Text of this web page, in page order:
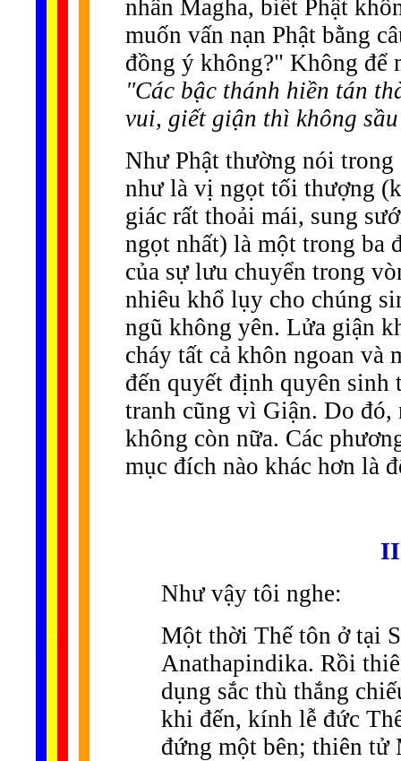
.
nhân Magha, biết Phật
muốn vấn nạn Phật bằng
đồng ý không?" Không để
"Các bậc thánh hiền tán
vui, giết giận thì không
Như Phật thường nói trong
như là vị ngọt tối thượng
giác rất thoải mái, sung
ngọt nhất) là một trong ba
của sự lưu chuyển trong
nhiêu khổ lụy cho chúng
ngũ không yên. Lửa giận
cháy tất cả khôn ngoan và
đến quyết định quyên
tranh cũng vì Giận. Do
không còn nữa. Các
mục đích nào khác hơn là
Như vậy tôi nghe:
Một thời Thế tôn ở tại
Anathapindika. Rồi
dụng sắc thù thắng
khi đến, kính lễ đức
đứng một bên; thiên tử